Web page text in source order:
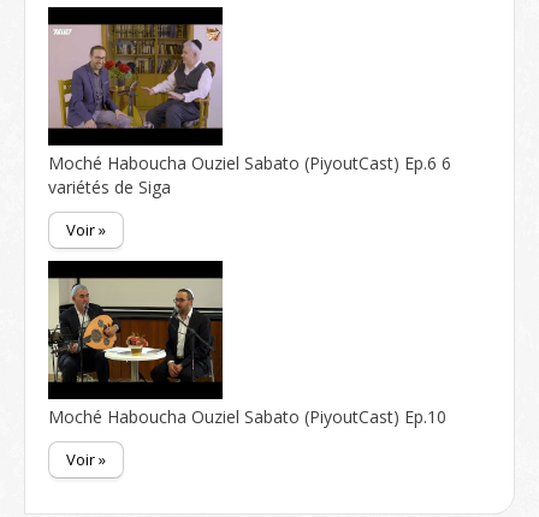
Moché Haboucha Ouziel Sabato (PiyoutCast) Ep.6 6
variétés de Siga
Voir »
Moché Haboucha Ouziel Sabato (PiyoutCast) Ep.10
Voir »